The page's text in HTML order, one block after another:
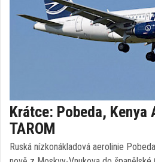
Krátce: Pobeda, Kenya
TAROM
Ruská nízkonákladová aerolinie